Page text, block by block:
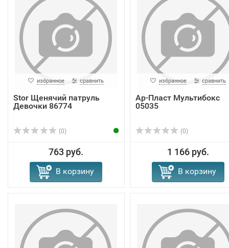
избранное сравнить
Stor Щенячий патруль
Девочки 86774
(0)
763 руб.
В корзину
избранное сравнить
Ар-Пласт Мультибокс
05035
(0)
1 166 руб.
В корзину